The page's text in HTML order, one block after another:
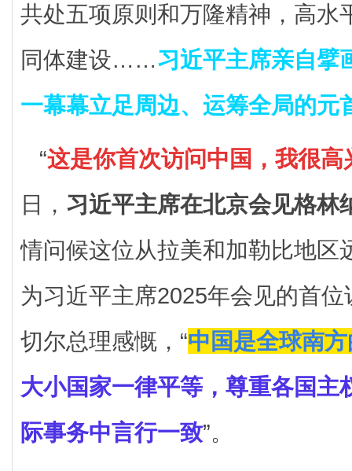
共处五项原则和万隆精神，高水
同体建设……习近平主席亲自擘
一幕幕立足周边、运筹全局的元
“这是你首次访问中国，我很高
日， 习近平主席在北京会见格林
情问候这位从拉美和加勒比地区
为习近平主席2025年会见的首
切尔总理感慨，“中国是全球南
大小国家一律平等，尊重各国主
际事务中言行一致”。